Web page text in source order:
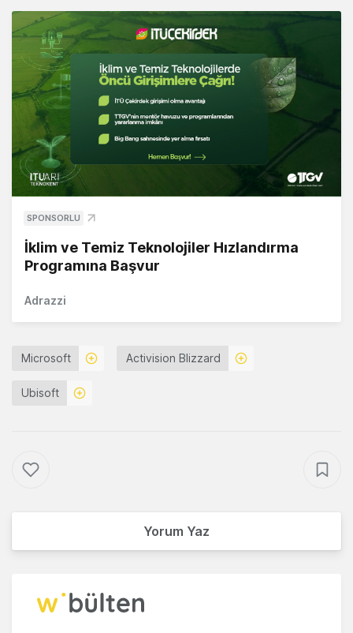
SPONSORLU
İklim ve Temiz Teknolojiler Hızlandırma
Programına Başvur
Adrazzi
Microsoft Activision Blizzard
Ubisoft
Yorum Yaz